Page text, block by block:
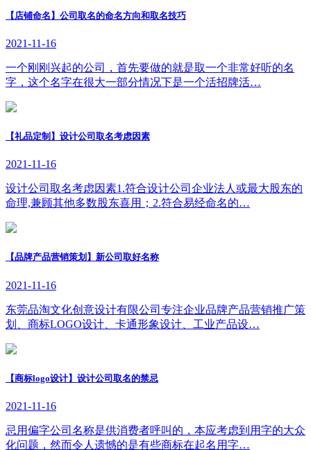
【店铺命名】公司取名的命名方向和取名技巧
2021-11-16
一个刚刚兴起的公司，首先要做的就是取一个非常好听的名
字，这个名字在很大一部分情况下是一个活招牌活…
【礼品定制】设计公司取名考虑因素
2021-11-16
设计公司取名考虑因素1.符合设计公司企业法人或最大股东的
命理,兼顾其他多数股东喜用；2.符合易经命名的…
【品牌产品营销策划】新公司取好名称
2021-11-16
东莞品淘文化创意设计有限公司专注企业品牌产品营销推广策
划、商标LOGO设计、卡通形象设计、工业产品设…
【商标logo设计】设计公司取名的禁忌
2021-11-16
忌用偏字公司名称是供消费者呼叫的，本应考虑到用字的大众
化问题，然而令人遗憾的是有些商标在起名用字…